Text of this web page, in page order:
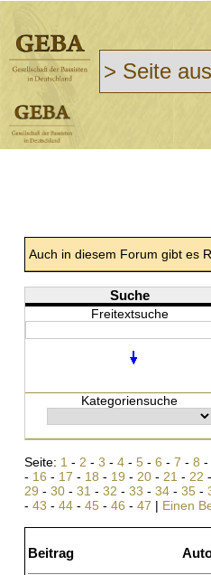
Auch in diesem Forum gibt es
Suche
Freitextsuche
Kategoriensuche
Seite: 1 - 2 - 3 - 4 - 5 - 6 - 7 - 8 -
- 16 - 17 - 18 - 19 - 20 - 21 - 22 -
29 - 30 - 31 - 32 - 33 - 34 - 35 -
- 43 - 44 - 45 - 46 - 47 | Einen
Beitrag